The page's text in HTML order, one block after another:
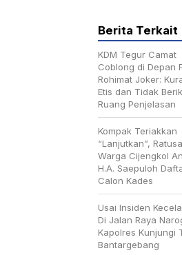
Berita Terkait
KDM Tegur Camat
Coblong di Depan
Rohimat Joker:
Etis dan Tidak
Ruang Penjelasan
Kompak Teriakkan
“Lanjutkan”,
Warga Cijengkol
H.A. Saepuloh
Calon Kades
Usai Insiden
Di Jalan Raya
Kapolres Kunjungi
Bantargebang